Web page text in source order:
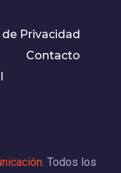
Privacidad
Contacto
. Todos los